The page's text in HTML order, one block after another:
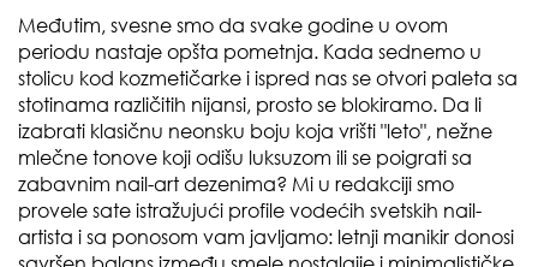
Međutim, svesne smo da svake godine u ovom
periodu nastaje opšta pometnja. Kada sednemo u
stolicu kod kozmetičarke i ispred nas se otvori paleta sa
stotinama različitih nijansi, prosto se blokiramo. Da li
izabrati klasičnu neonsku boju koja vrišti "leto", nežne
mlečne tonove koji odišu luksuzom ili se poigrati sa
zabavnim nail-art dezenima? Mi u redakciji smo
provele sate istražujući profile vodećih svetskih nail-
artista i sa ponosom vam javljamo: letnji manikir donosi